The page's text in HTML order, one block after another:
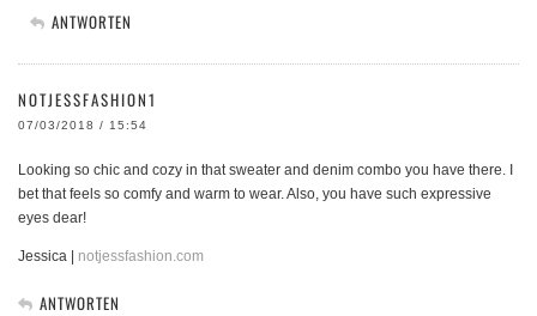
ANTWORTEN
NOTJESSFASHION1
07/03/2018 / 15:54
Looking so chic and cozy in that sweater and denim combo you have there. I
bet that feels so comfy and warm to wear. Also, you have such expressive
eyes dear!
Jessica | notjessfashion.com
ANTWORTEN